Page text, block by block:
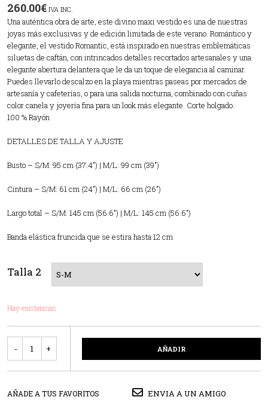
260.00€ IVA INC.
Una auténtica obra de arte, este divino maxi vestido es una de nuestras
joyas más exclusivas y de edición limitada de este verano. Romántico y
elegante, el vestido Romantic, está inspirado en nuestras emblemáticas
siluetas de caftán, con intrincados detalles recortados artesanales y una
elegante abertura delantera que le da un toque de elegancia al caminar.
Puedes llevarlo descalzo en la playa mientras paseas por mercados de
artesanía y cafeterías, o para una salida nocturna, combinado con cuñas
color canela y joyería fina para un look más elegante. Corte holgado.
100 % Rayón
DETALLES DE TALLA Y AJUSTE
Busto – S/M: 95 cm (37.4″) | M/L: 99 cm (39″)
Cintura – S/M: 61 cm (24″) | M/L: 66 cm (26″)
Largo total – S/M: 145 cm (56.6″) | M/L: 145 cm (56.6″)
Banda elástica fruncida que se estira hasta 12 cm
Talla 2
Hay existencias
AÑADIR
AÑADE A TUS FAVORITOS ENVIA A UN AMIGO